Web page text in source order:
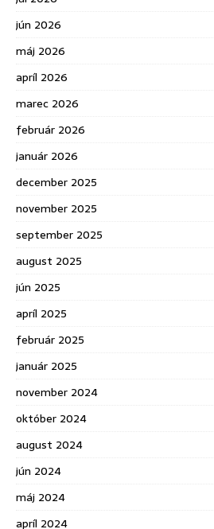
jún 2026
máj 2026
apríl 2026
marec 2026
február 2026
január 2026
december 2025
november 2025
september 2025
august 2025
jún 2025
apríl 2025
február 2025
január 2025
november 2024
október 2024
august 2024
jún 2024
máj 2024
apríl 2024